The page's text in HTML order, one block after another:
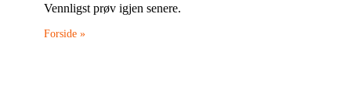
Vennligst prøv igjen senere.
Forside »